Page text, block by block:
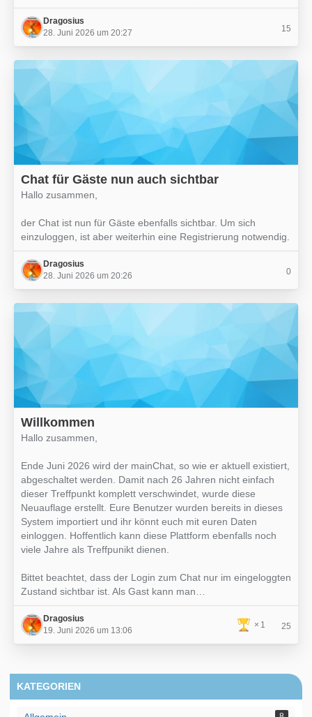
Dragosius
28. Juni 2026 um 20:27
15
Chat für Gäste nun auch sichtbar
Hallo zusammen,
der Chat ist nun für Gäste ebenfalls sichtbar. Um sich
einzuloggen, ist aber weiterhin eine Registrierung notwendig.
Dragosius
28. Juni 2026 um 20:26
0
Willkommen
Hallo zusammen,
Ende Juni 2026 wird der mainChat, so wie er aktuell existiert,
abgeschaltet werden. Damit nach 26 Jahren nicht einfach
dieser Treffpunkt komplett verschwindet, wurde diese
Neuauflage erstellt. Eure Benutzer wurden bereits in dieses
System importiert und ihr könnt euch mit euren Daten
einloggen. Hoffentlich kann diese Plattform ebenfalls noch
viele Jahre als Treffpunikt dienen.
Bittet beachtet, dass der Login zum Chat nur im eingeloggten
Zustand sichtbar ist. Als Gast kann man…
Dragosius
19. Juni 2026 um 13:06
1 25
KATEGORIEN